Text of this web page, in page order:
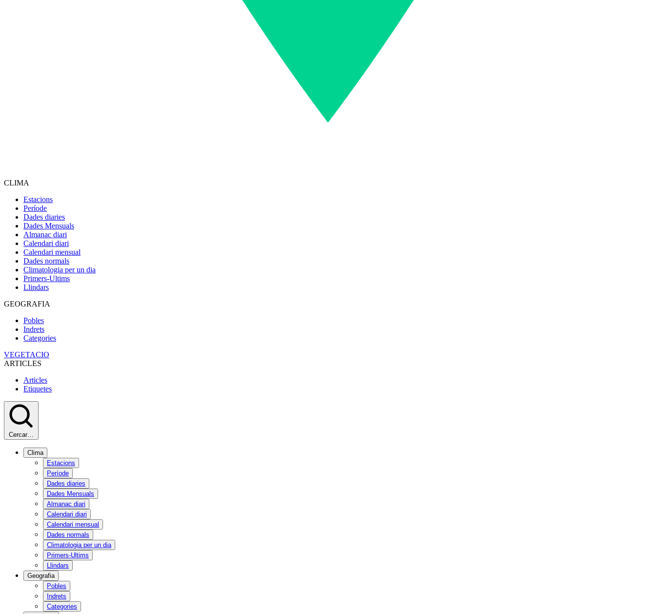
CLIMA
Estacions
Període
Dades diaries
Dades Mensuals
Almanac diari
Calendari diari
Calendari mensual
Dades normals
Climatologia per un dia
Primers-Ultims
Llindars
GEOGRAFIA
Pobles
Indrets
Categories
VEGETACIO
ARTICLES
Articles
Etiquetes
Cercar…
Clima
Estacions
Període
Dades diaries
Dades Mensuals
Almanac diari
Calendari diari
Calendari mensual
Dades normals
Climatologia per un dia
Primers-Ultims
Llindars
Geografia
Pobles
Indrets
Categories